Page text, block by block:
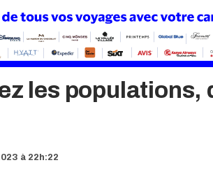
Région
les populations,
à 22h:22